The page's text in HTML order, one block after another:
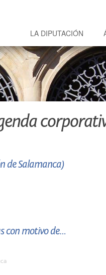
LA DIPUTACIÓN
de Salamanca)
con motivo del X